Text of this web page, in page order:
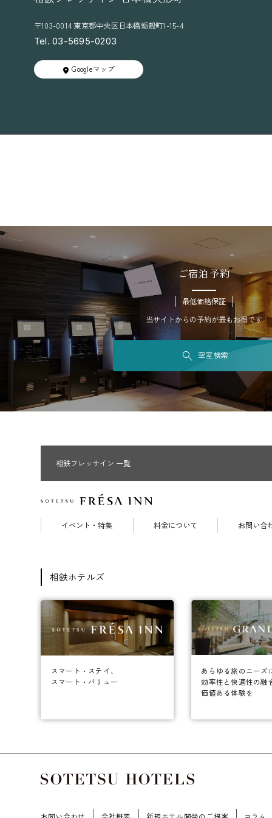
〒103-0014 東京都中央区日本橋蛎殻町1-15-4
Tel. 03-5695-0203
Googleマップ
ご宿泊予約
最低価格保証
当サイトからの予約が最もお得です
空室検索
相鉄フレッサイン 一覧
イベント・特集 料金について お問い合
相鉄ホテルズ
スマート・ステイ、
スマート・バリュー
あらゆる旅のニーズ
効率性と快適性の融
価値ある体験を